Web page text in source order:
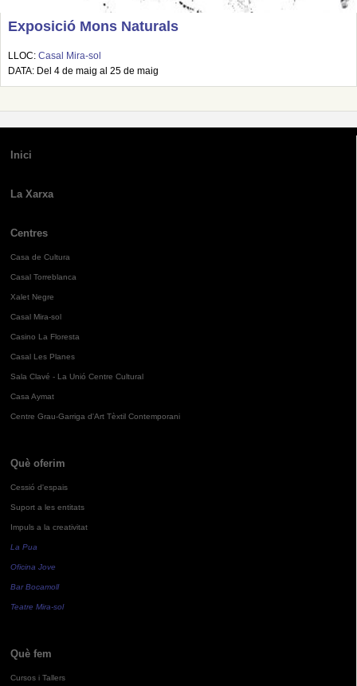
Exposició Mons Naturals
LLOC: Casal Mira-sol
DATA: Del 4 de maig al 25 de maig
Inici
La Xarxa
Centres
Casa de Cultura
Casal Torreblanca
Xalet Negre
Casal Mira-sol
Casino La Floresta
Casal Les Planes
Sala Clavé - La Unió Centre Cultural
Casa Aymat
Centre Grau-Garriga d'Art Tèxtil Contemporani
Què oferim
Cessió d'espais
Suport a les entitats
Impuls a la creativitat
La Pua
Oficina Jove
Bar Bocamoll
Teatre Mira-sol
Què fem
Cursos i Tallers